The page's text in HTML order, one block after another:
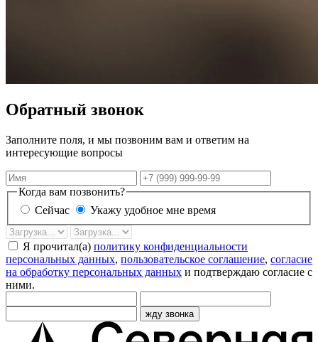
Обратный звонок
Заполните поля, и мы позвоним вам и ответим на
интересующие вопросы
Имя
Телефон
Когда вам позвонить?
Сейчас
Укажу удобное мне время
Дата
звонка
Время
Я прочитал(а) политику конфиденциальности
персональных данных, пользовательское соглашение, согласие
на обработку персональных данных и подтверждаю согласие с
ними.
жду звонка